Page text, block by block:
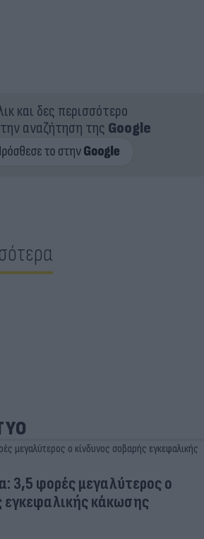
και δες περισσότερο
αναζήτηση της Google
3,5 φορές μεγαλύτερος ο
εγκεφαλικής κάκωσης